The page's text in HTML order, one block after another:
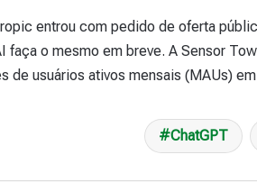
entrou com pedido de oferta
faça o mesmo em breve. A Sensor
de usuários ativos mensais (MAUs)
ChatGPT